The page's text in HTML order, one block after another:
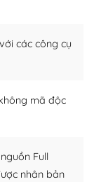
trợ
bạn trả
các công cụ
mã độc
Full
nhân bản